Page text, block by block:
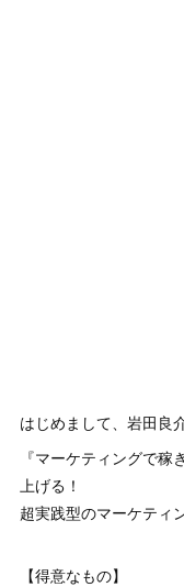
はじめまして、岩田良
『マーケティングで
上げる！
超実践型のマーケティ
【得意なもの】